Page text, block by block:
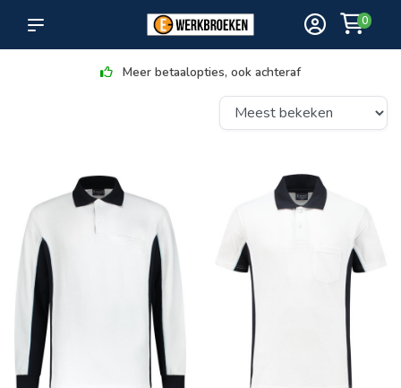
0
Meer betaalopties, ook achteraf